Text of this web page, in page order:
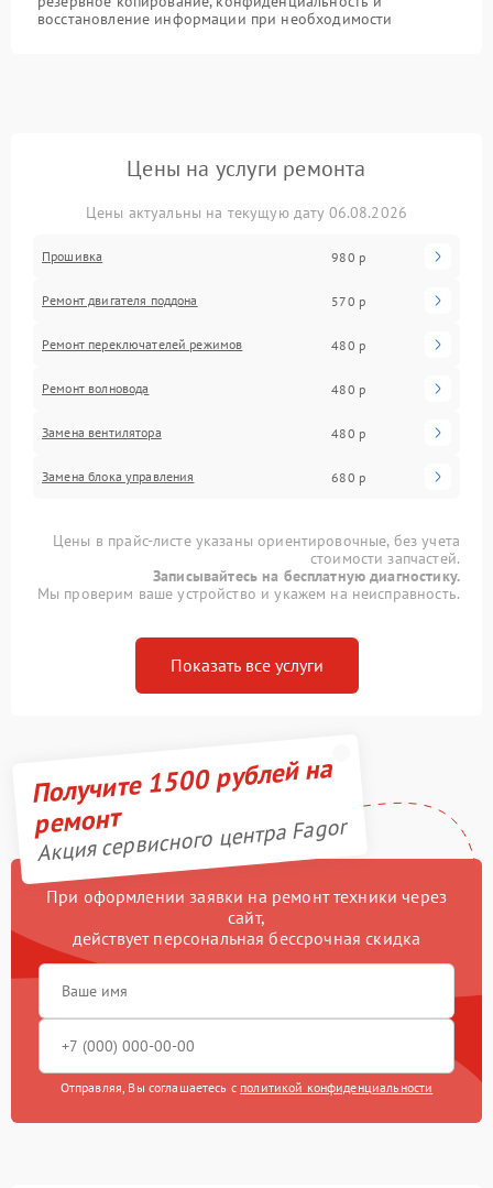
восстановление информации при необходимости
Цены на услуги ремонта
Цены актуальны на текущую дату 06.08.2026
Прошивка 980 р
Ремонт двигателя поддона 570 р
Ремонт переключателей режимов 480 р
Ремонт волновода 480 р
Замена вентилятора 480 р
Замена блока управления 680 р
Цены в прайс-листе указаны ориентировочные, без учета
стоимости запчастей.
Записывайтесь на бесплатную диагностику.
Мы проверим ваше устройство и укажем на неисправность.
Показать все услуги
Получите 1500 рублей на
ремонт
Акция сервисного центра Fagor
При оформлении заявки на ремонт техники через
сайт,
действует персональная бессрочная скидка
Отправляя, Вы соглашаетесь с политикой конфиденциальности